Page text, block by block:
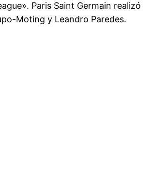
Paris Saint Germain realizó
Moting y Leandro Paredes.